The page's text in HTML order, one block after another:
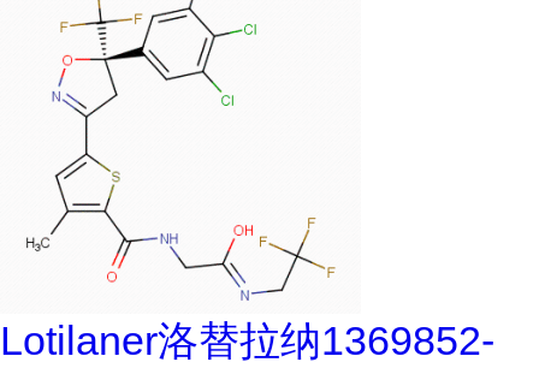
Lotilaner洛替拉纳1369852-